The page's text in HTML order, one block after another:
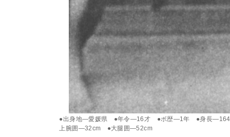
●出身地―愛媛県 ●年令―16才 ●ボ歴―1年 ●身長
上腕囲―32cm ●大腿囲―52cm